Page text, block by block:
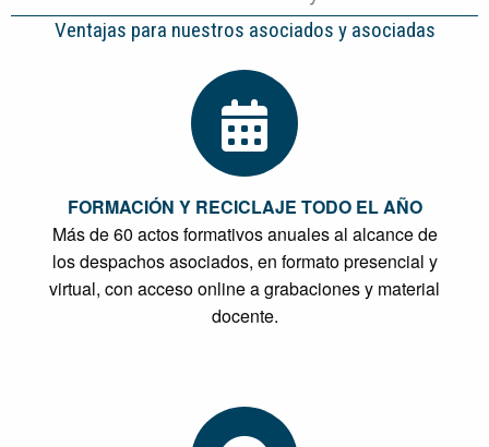
Ventajas para nuestros asociados y asociadas
FORMACIÓN Y RECICLAJE TODO EL AÑO
Más de 60 actos formativos anuales al alcance de
los despachos asociados, en formato presencial y
virtual, con acceso online a grabaciones y material
docente.